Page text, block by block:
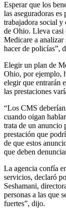
Esperar que los
las aseguradoras
trabajadora social y
de Ohio. Lleva casi
Medicare a analizar
hacer de policías”,
Elegir un plan de
Ohio, por ejemplo,
elegir que entrarán
las prestaciones
“Los CMS
cuando oigan
trata de un anuncio
prestación que
de que estos
que deben
La agencia confía
servicios, declaró
Seshamani,
personas a las que
fuertes”, dijo.